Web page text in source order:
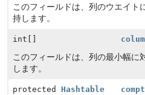
このフィールドは、列のウエイト
持します。
int[]
このフィールドは、列の最小幅に
します。
protected Hashtable